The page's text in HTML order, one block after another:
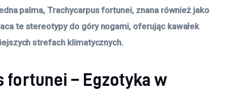
palma, Trachycarpus fortunei, znana również jako
te stereotypy do góry nogami, oferując kawałek
strefach klimatycznych.
fortunei – Egzotyka w